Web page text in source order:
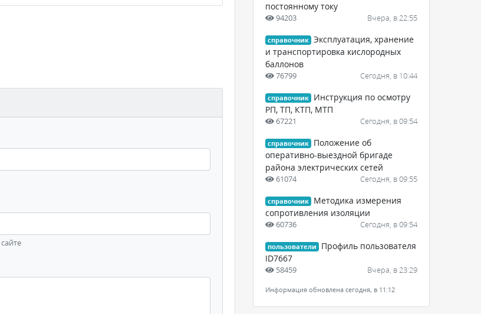
постоянному току
94203 Вчера, в 22:55
справочник Эксплуатация, хранение
и транспортировка кислородных
баллонов
76799 Сегодня, в 10:44
справочник
Инструкция по осмотру
РП, ТП, КТП, МТП
67221 Сегодня, в 09:54
справочник
Положение об
оперативно-выездной бригаде
района электрических сетей
61074 Сегодня, в 09:55
справочник
Методика измерения
сопротивления изоляции
60736 Сегодня, в 09:54
пользователи
Профиль пользователя
ID7667
58459 Вчера, в 23:29
Информация обновлена сегодня, в 11:12